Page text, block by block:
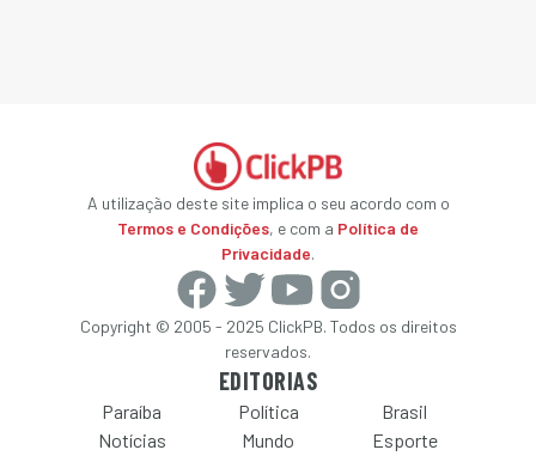
A utilização deste site implica o seu acordo com o
Termos e Condições, e com a Política de
Privacidade.
Copyright © 2005 - 2025 ClickPB. Todos os direitos
reservados.
EDITORIAS
Paraíba Política
Brasil
Notícias
Mundo Esporte